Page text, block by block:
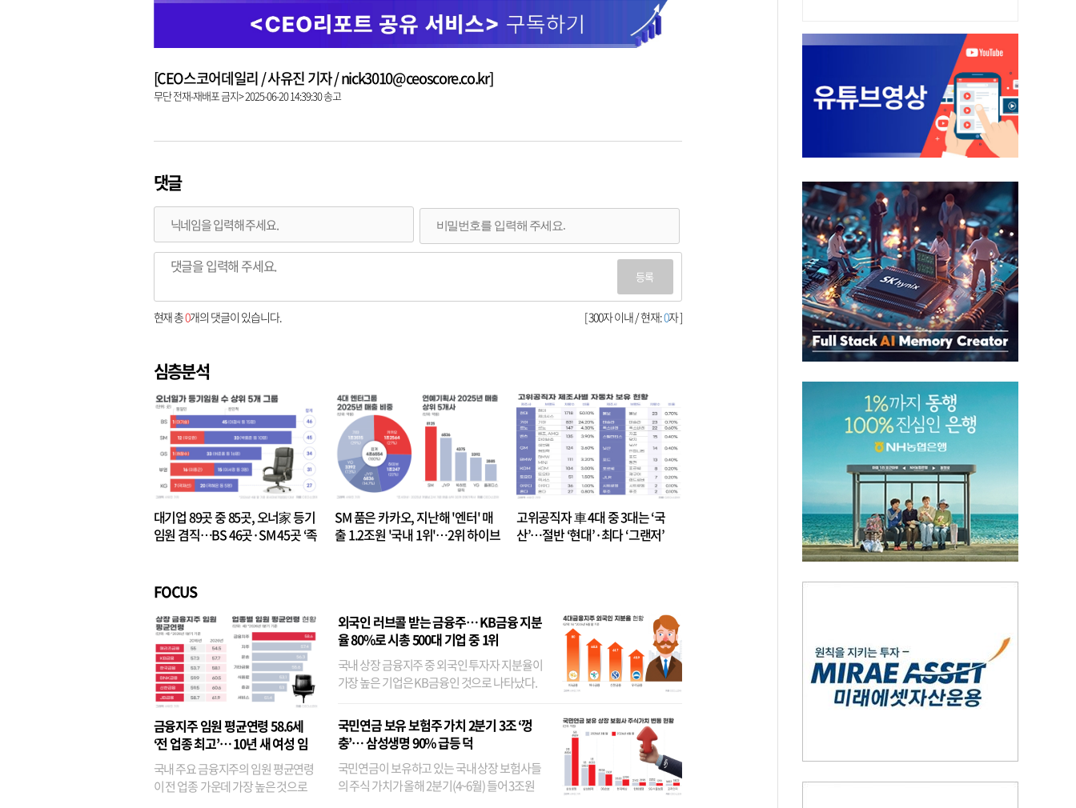
[CEO스코어데일리 / 사유진 기자 / nick3010@ceoscore.co.kr]
무단 전재-재배포 금지> 2025-06-20 14:39:30 송고
댓글
등록
[ 300자 이내 / 현재:0자 ]
현재 총0개의 댓글이 있습니다.
심층분석
대기업 89곳 중 85곳, 오너家 등기
임원 겸직…BS 46곳·SM 45곳 ‘족
SM 품은 카카오, 지난해 '엔터' 매
출 1.2조원 '국내 1위'…2위 하이브
고위공직자 車 4대 중 3대는 ‘국
산’…절반 ‘현대’·최다 ‘그랜저’
FOCUS
금융지주 임원 평균연령 58.6세
‘전 업종 최고’… 10년 새 여성 임
원은 14배 껑충
국내 주요 금융지주의 임원 평균연령
이 전 업종 가운데 가장 높은 것으로
외국인 러브콜 받는 금융주… KB금융 지분
율 80%로 시총 500대 기업 중 1위
국내 상장 금융지주 중 외국인 투자자 지분율이
가장 높은 기업은 KB금융인 것으로 나타났다.
융이었다. 특히 KB금융은 지난달 말 기준 해외
기관투자자 지분율이...
국민연금 보유 보험주 가치 2분기 3조 ‘껑
충’… 삼성생명 90% 급등 덕
국민연금이 보유하고 있는 국내 상장 보험사들
의 주식 가치가 올해 2분기(4~6월) 들어 3조원